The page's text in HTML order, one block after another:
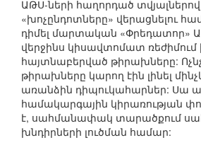
ԱԹՍ-ների հաղորդած
«խոչընդոտները» վերացնելու
դիմել մարտական «Փրեդատոր»
վերջինս կիսավտոմատ ռեժիմում
հայտնաբերված թիրախները:
թիրախները կարող էին լինել
առանձին դիպուկահարներ: Սա
համակարգային կիրառության
է, սահմանափակ տարածքում
խնդիրների լուծման համար: